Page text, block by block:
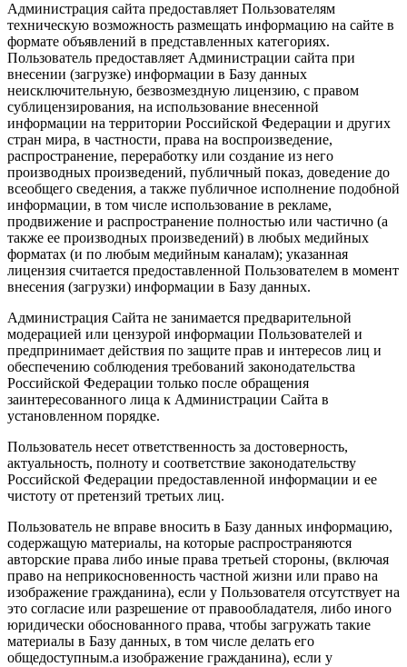
Администрация сайта предоставляет Пользователям
техническую возможность размещать информацию на сайте в
формате объявлений в представленных категориях.
Пользователь предоставляет Администрации сайта при
внесении (загрузке) информации в Базу данных
неисключительную, безвозмездную лицензию, с правом
сублицензирования, на использование внесенной
информации на территории Российской Федерации и других
стран мира, в частности, права на воспроизведение,
распространение, переработку или создание из него
производных произведений, публичный показ, доведение до
всеобщего сведения, а также публичное исполнение подобной
информации, в том числе использование в рекламе,
продвижение и распространение полностью или частично (а
также ее производных произведений) в любых медийных
форматах (и по любым медийным каналам); указанная
лицензия считается предоставленной Пользователем в момент
внесения (загрузки) информации в Базу данных.
Администрация Сайта не занимается предварительной
модерацией или цензурой информации Пользователей и
предпринимает действия по защите прав и интересов лиц и
обеспечению соблюдения требований законодательства
Российской Федерации только после обращения
заинтересованного лица к Администрации Сайта в
установленном порядке.
Пользователь несет ответственность за достоверность,
актуальность, полноту и соответствие законодательству
Российской Федерации предоставленной информации и ее
чистоту от претензий третьих лиц.
Пользователь не вправе вносить в Базу данных информацию,
содержащую материалы, на которые распространяются
авторские права либо иные права третьей стороны, (включая
право на неприкосновенность частной жизни или право на
изображение гражданина), если у Пользователя отсутствует на
это согласие или разрешение от правообладателя, либо иного
юридически обоснованного права, чтобы загружать такие
материалы в Базу данных, в том числе делать его
общедоступным.а изображение гражданина), если у